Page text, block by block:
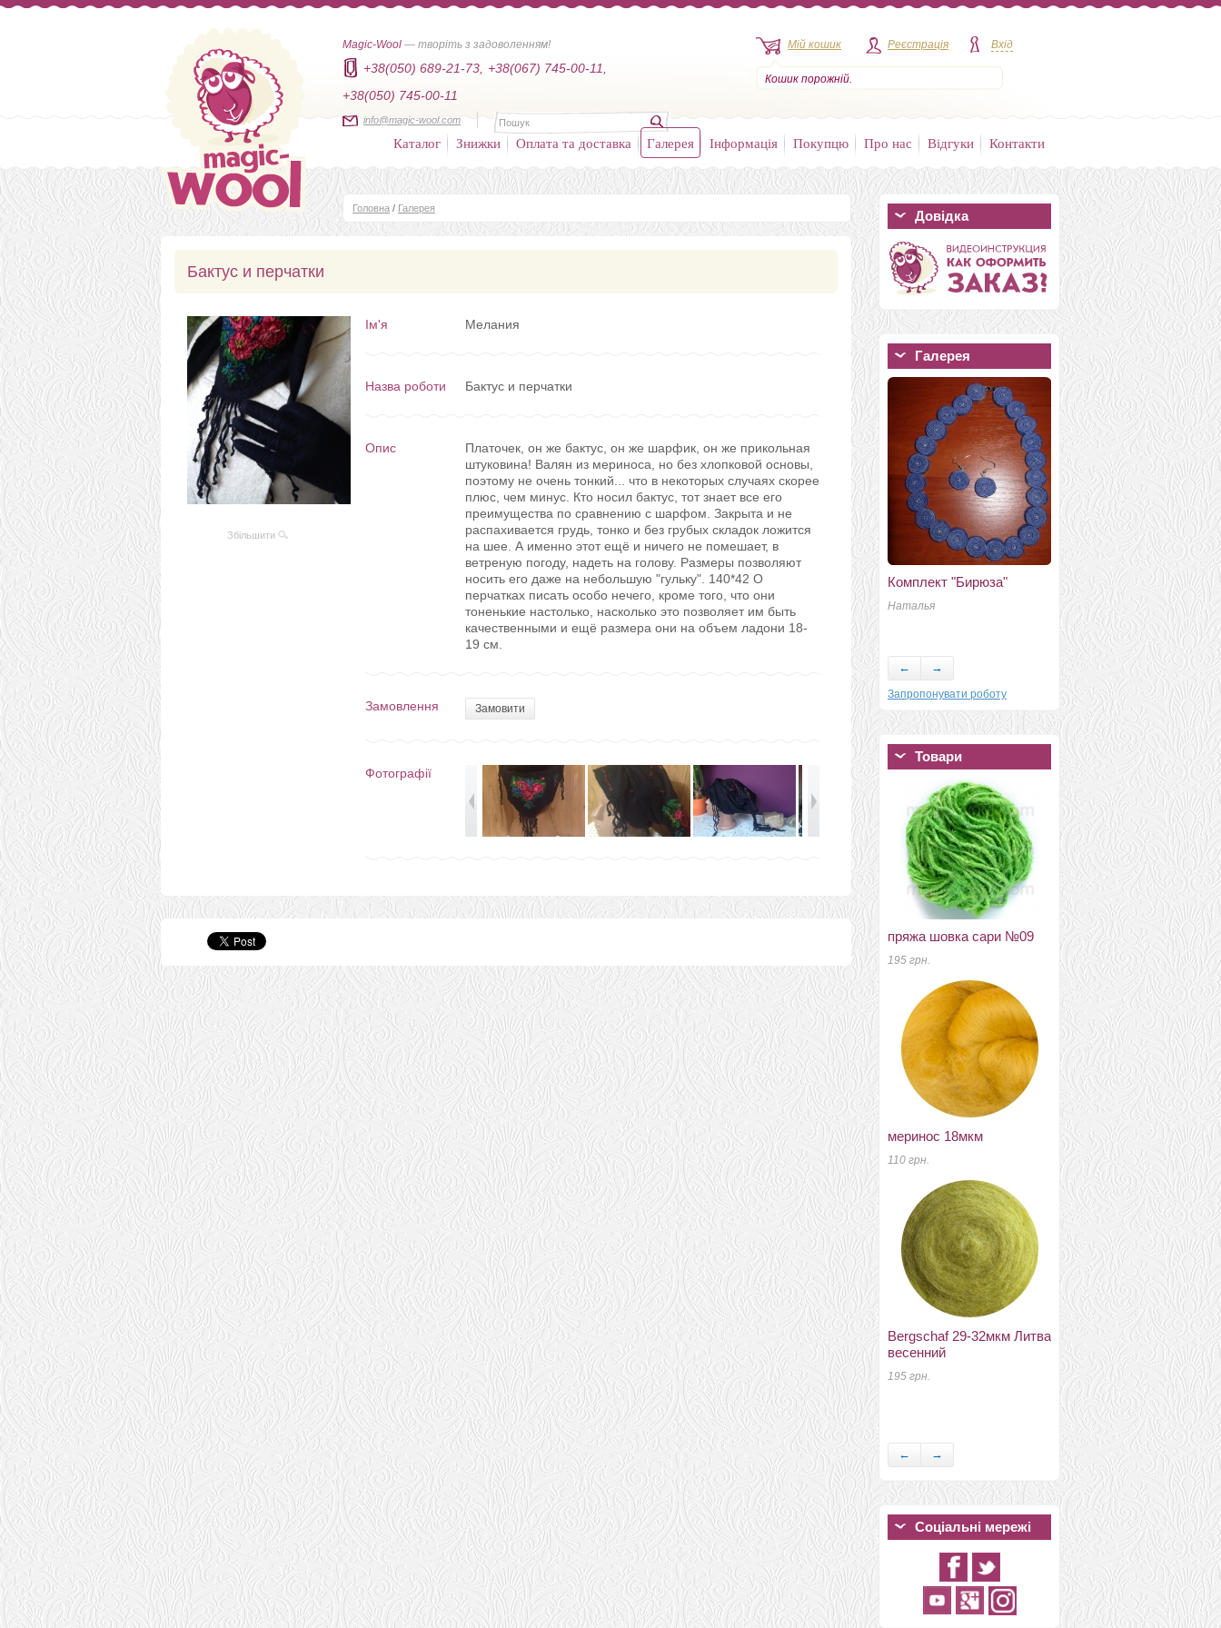
Magic-Wool — творіть з задоволенням!
+38(050) 689-21-73,
+38(067) 745-00-11,
+38(050) 745-00-11
info@magic-wool.com
Мій кошик
Кошик порожній.
Реєстрація Вхід
Каталог Знижки Оплата та доставка Галерея Інформація Покупцю Про нас Відгуки Контакти
Довідка
Галерея
Комплект "Бирюза"
Наталья
Белый кролик .Алиса в
стране чудес.Валяная
игрушка.
Кирияка Светлана 2000
← →
Запропонувати роботу
Товари
пряжа шовка сари №09
195 грн.
меринос 18мкм
110 грн.
Bergschaf 29-32мкм Литва
весенний
195 грн.
меринос 21 мкм Англія
бургундія
60 грн.
Рамочные замки, цепочки
для сумок фермуар
сумочный с ручкой
20,5см темный никель
189 грн.
льняні волокна корица
13 грн.
← →
Соціальні мережі
Головна / Галерея
Бактус и перчатки
Збільшити
Ім'я Мелания
Назва роботи Бактус и перчатки
Опис
Платочек, он же бактус, он же шарфик, он же прикольная
штуковина! Валян из мериноса, но без хлопковой основы,
поэтому не очень тонкий... что в некоторых случаях скорее
плюс, чем минус. Кто носил бактус, тот знает все его
преимущества по сравнению с шарфом. Закрыта и не
распахивается грудь, тонко и без грубых складок ложится
на шее. А именно этот ещё и ничего не помешает, в
ветреную погоду, надеть на голову. Размеры позволяют
носить его даже на небольшую "гульку". 140*42 О
перчатках писать особо нечего, кроме того, что они
тоненькие настолько, насколько это позволяет им быть
качественными и ещё размера они на объем ладони 18-
19 см.
Замовлення Замовити
Фотографії